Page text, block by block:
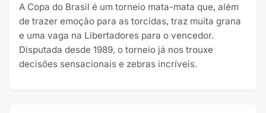
A Copa do Brasil é um torneio mata-mata que, além
de trazer emoção para as torcidas, traz muita grana
e uma vaga na Libertadores para o vencedor.
Disputada desde 1989, o torneio já nos trouxe
decisões sensacionais e zebras incríveis.